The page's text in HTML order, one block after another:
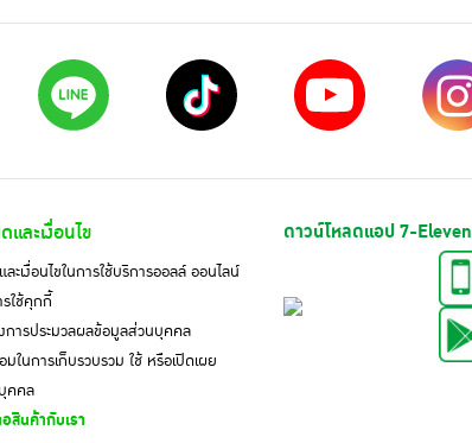
ละเงื่อนไข
ะเงื่อนไขในการใช้บริการออลล์ ออนไลน์
ใช้คุกกี้
การประมวลผลข้อมูลส่วนบุคคล
ในการเก็บรวบรวม ใช้ หรือเปิดเผย
คคล
สินค้ากับเรา
ดาวน์โหลดแอป 7-Eleven